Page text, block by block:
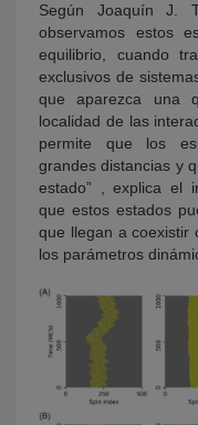
Según Joaquín J.
observamos estos
equilibrio, cuando
exclusivos de
que aparezca una
localidad de las
permite que los
grandes distancias y
estado” , explica el
que estos estados
que llegan a coexistir
los parámetros